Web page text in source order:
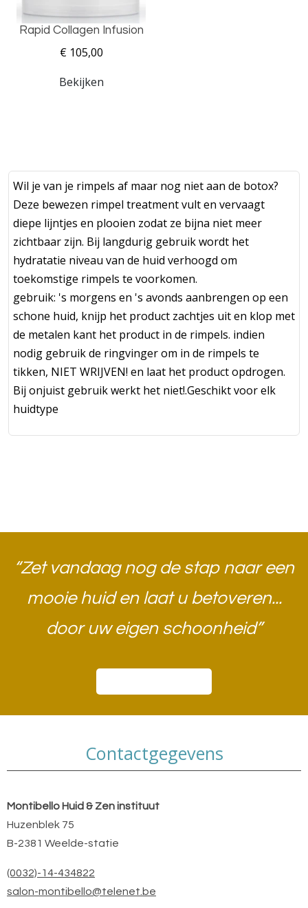
Rapid Collagen Infusion
€ 105,00
Bekijken
Wil je van je rimpels af maar nog niet aan de botox?
Deze bewezen rimpel treatment vult en vervaagt
diepe lijntjes en plooien zodat ze bijna niet meer
zichtbaar zijn. Bij langdurig gebruik wordt het
hydratatie niveau van de huid verhoogd om
toekomstige rimpels te voorkomen.
gebruik: 's morgens en 's avonds aanbrengen op een
schone huid, knijp het product zachtjes uit en klop met
de metalen kant het product in de rimpels. indien
nodig gebruik de ringvinger om in de rimpels te
tikken, NIET WRIJVEN! en laat het product opdrogen.
Bij onjuist gebruik werkt het niet!.Geschikt voor elk
huidtype
“Zet vandaag nog de stap naar een
mooie huid en laat u betoveren...
door uw eigen schoonheid”​
Contactgegevens
Montibello Huid & Zen instituut
Huzenblek 75
B-2381 Weelde-statie
(0032)-14-434822
salon-montibello@telenet.be